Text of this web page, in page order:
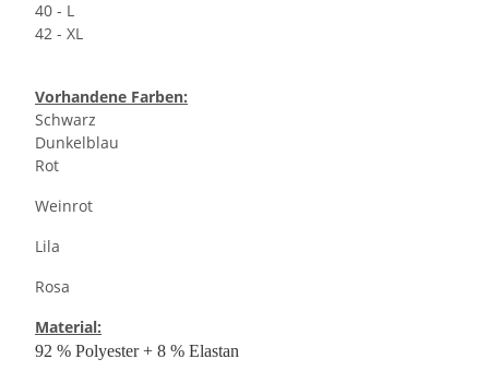
40 - L
42 - XL
Vorhandene Farben:
Schwarz
Dunkelblau
Rot
Weinrot
Lila
Rosa
Material:
92 % Polyester + 8 % Elastan